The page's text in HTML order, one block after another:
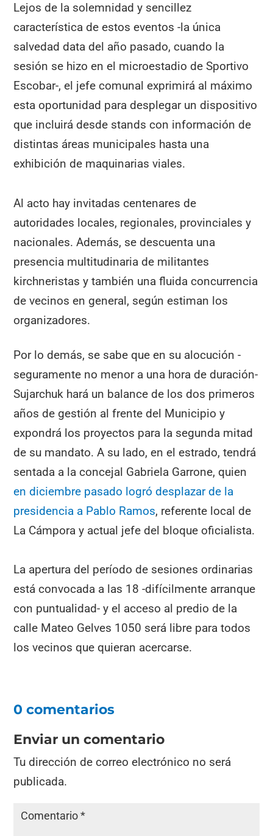
Lejos de la solemnidad y sencillez
característica de estos eventos -la única
salvedad data del año pasado, cuando la
sesión se hizo en el microestadio de Sportivo
Escobar-, el jefe comunal exprimirá al máximo
esta oportunidad para desplegar un dispositivo
que incluirá desde stands con información de
distintas áreas municipales hasta una
exhibición de maquinarias viales.
Al acto hay invitadas centenares de
autoridades locales, regionales, provinciales y
nacionales. Además, se descuenta una
presencia multitudinaria de militantes
kirchneristas y también una fluida concurrencia
de vecinos en general, según estiman los
organizadores.
Por lo demás, se sabe que en su alocución -
seguramente no menor a una hora de duración-
Sujarchuk hará un balance de los dos primeros
años de gestión al frente del Municipio y
expondrá los proyectos para la segunda mitad
de su mandato. A su lado, en el estrado, tendrá
sentada a la concejal Gabriela Garrone, quien
en diciembre pasado logró desplazar de la
presidencia a Pablo Ramos, referente local de
La Cámpora y actual jefe del bloque oficialista.
La apertura del período de sesiones ordinarias
está convocada a las 18 -difícilmente arranque
con puntualidad- y el acceso al predio de la
calle Mateo Gelves 1050 será libre para todos
los vecinos que quieran acercarse.
0 comentarios
Enviar un comentario
Tu dirección de correo electrónico no será
publicada.